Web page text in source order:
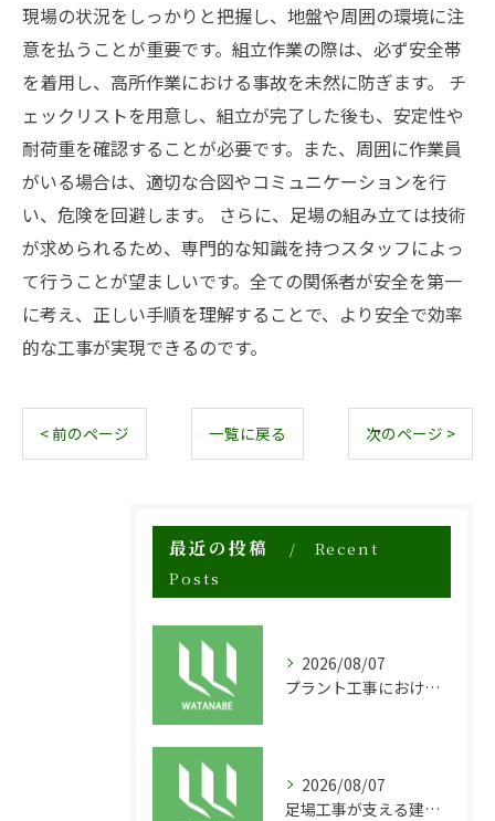
現場の状況をしっかりと把握し、地盤や周囲の環境に注
意を払うことが重要です。組立作業の際は、必ず安全帯
を着用し、高所作業における事故を未然に防ぎます。 チ
ェックリストを用意し、組立が完了した後も、安定性や
耐荷重を確認することが必要です。また、周囲に作業員
がいる場合は、適切な合図やコミュニケーションを行
い、危険を回避します。 さらに、足場の組み立ては技術
が求められるため、専門的な知識を持つスタッフによっ
て行うことが望ましいです。全ての関係者が安全を第一
に考え、正しい手順を理解することで、より安全で効率
的な工事が実現できるのです。
< 前のページ 一覧に戻る 次のページ >
最近の投稿
Recent
Posts
2026/08/07
プラント工事における足場工事の安全対策と施工の重要性
2026/08/07
足場工事が支える建物の長寿命化と外装塗装の重要性